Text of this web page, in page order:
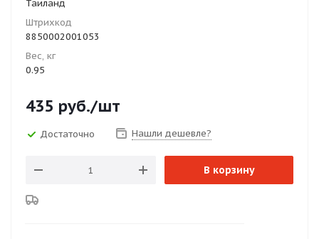
Таиланд
Штрихкод
8850002001053
Вес, кг
0.95
435 руб./шт
Достаточно Нашли дешевле?
В корзину